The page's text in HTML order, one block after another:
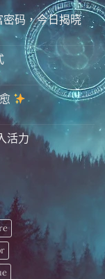
码，今日揭晓
活力